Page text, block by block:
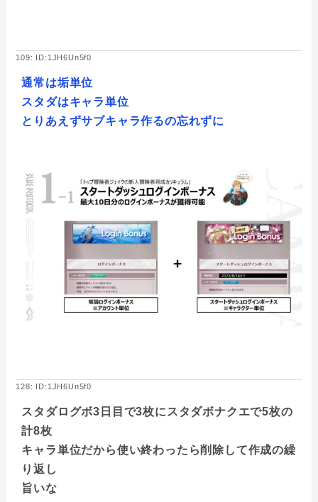
109: ID:1JH6Un5f0
通常は垢単位
スタダはキャラ単位
とりあえずサブキャラ作るの忘れずに
128: ID:1JH6Un5f0
スタダログボ3日目で3枚にスタダボナクエで5枚の
計8枚
キャラ単位だから使い終わったら削除して作成の繰
り返し
旨いな